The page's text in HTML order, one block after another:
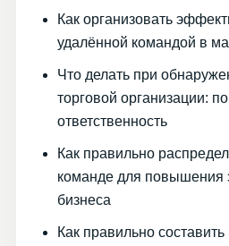
Как организовать
удалённой командой в
Что делать при
торговой организации:
ответственность
Как правильно
команде для повышения
бизнеса
Как правильно